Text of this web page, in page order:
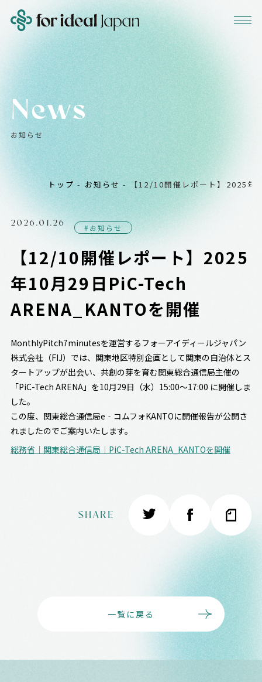
News
お知らせ
トップ-お知らせ- 【12/10開催レポート】2025年
2026.01.26 #お知らせ
【12/10開催レポート】2025
年10月29日PiC-Tech
ARENA_KANTOを開催
MonthlyPitch7minutesを運営するフォーアイディールジャパン
株式会社（FIJ）では、関東地区特別企画として関東の自治体とス
タートアップが出会い、共創の芽を育む関東総合通信局主催の
「PiC-Tech ARENA」を10月29日（水）15:00～17:00 に開催しま
した。
この度、関東総合通信局e‐コムフォKANTOに開催報告が公開さ
れましたのでご案内いたします。
総務省｜関東総合通信局｜PiC-Tech ARENA_KANTOを開催
SHARE
一覧に戻る